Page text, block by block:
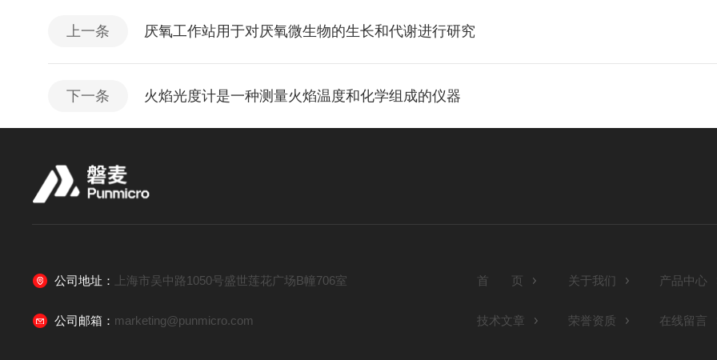
上一条 厌氧工作站用于对厌氧微生物的生长和代谢进行研究
下一条 火焰光度计是一种测量火焰温度和化学组成的仪器
公司地址： 上海市吴中路1050号盛世莲花广场B幢706室
公司邮箱： marketing@punmicro.com
首 页 关于我们 产品中心
技术文章 荣誉资质 在线留言